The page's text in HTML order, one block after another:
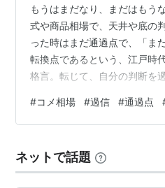
もうはまだなり、まだはもう
式や商品相場で、天井や底の
った時はまだ通過点で、「ま
転換点であるという、江戸時
格言。転じて、自分の判断を
みつぶし笑いで言いそうな言
「もう」とか「まだ」と判断
っと言うなら「私が経験した
ことがほとんどです。 名人級
#コメ相場 #過信 #通過点
ネットで話題